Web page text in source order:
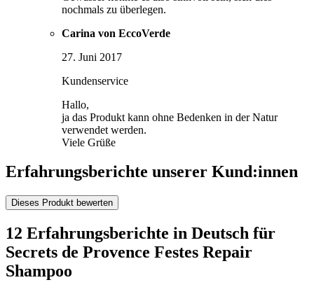
nochmals zu überlegen.
Carina von EccoVerde
27. Juni 2017
Kundenservice
Hallo,
ja das Produkt kann ohne Bedenken in der Natur
verwendet werden.
Viele Grüße
Erfahrungsberichte unserer Kund:innen
Dieses Produkt bewerten
12 Erfahrungsberichte in Deutsch für
Secrets de Provence Festes Repair
Shampoo